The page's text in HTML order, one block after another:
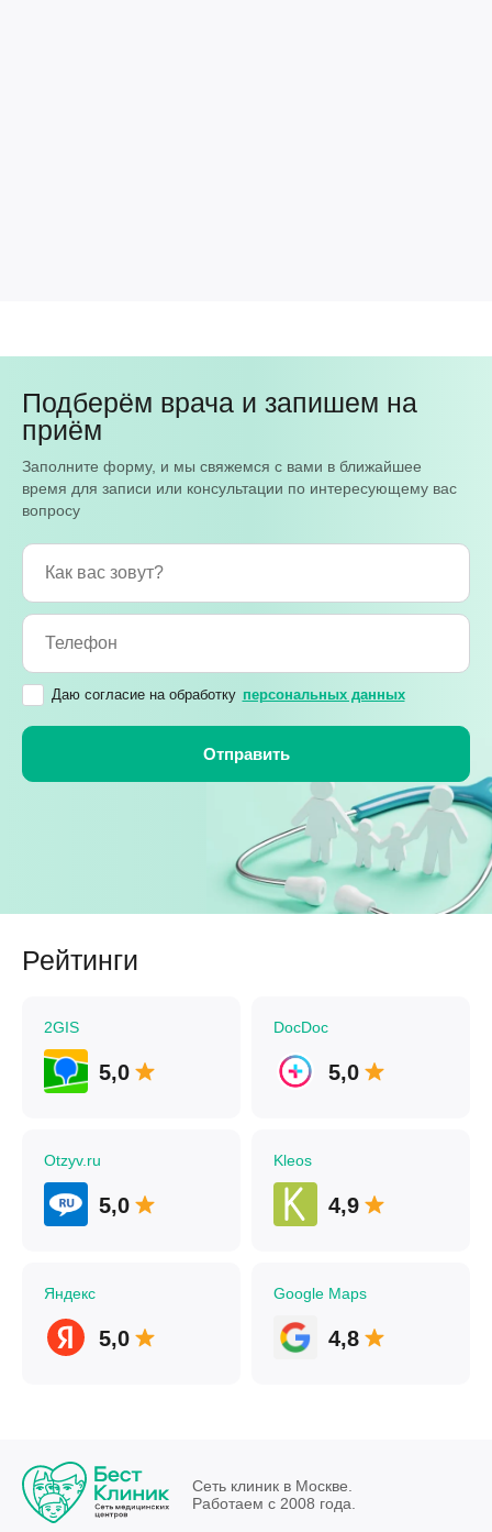
Подберём врача и запишем на
приём
Заполните форму, и мы свяжемся с вами в ближайшее
время для записи или консультации по интересующему вас
вопросу
Даю согласие на обработку персональных данных
Рейтинги
2GIS
5,0
DocDoc
5,0
Otzyv.ru
5,0
Kleos
4,9
Яндекс
5,0
Google Maps
4,8
Сеть клиник в Москве.
Работаем с 2008 года.